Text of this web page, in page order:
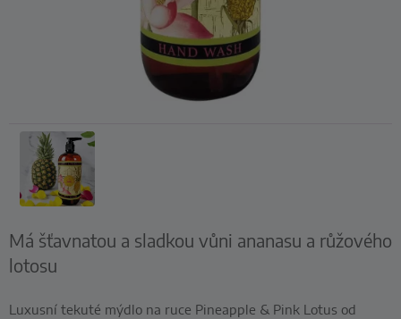
Má šťavnatou a sladkou vůni ananasu a růžového
lotosu
Luxusní tekuté mýdlo na ruce Pineapple & Pink Lotus od